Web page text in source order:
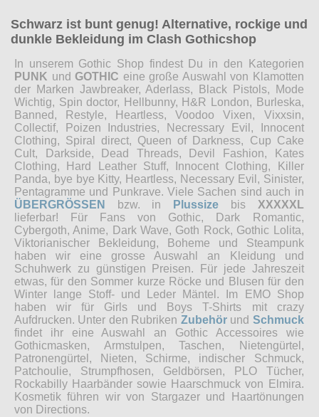
Schwarz ist bunt genug! Alternative, rockige und
dunkle Bekleidung im Clash Gothicshop
In unserem Gothic Shop findest Du in den Kategorien
PUNK und GOTHIC eine große Auswahl von Klamotten
der Marken Jawbreaker, Aderlass, Black Pistols, Mode
Wichtig, Spin doctor, Hellbunny, H&R London, Burleska,
Banned, Restyle, Heartless, Voodoo Vixen, Vixxsin,
Collectif, Poizen Industries, Necressary Evil, Innocent
Clothing, Spiral direct, Queen of Darkness, Cup Cake
Cult, Darkside, Dead Threads, Devil Fashion, Kates
Clothing, Hard Leather Stuff, Innocent Clothing, Killer
Panda, bye bye Kitty, Heartless, Necessary Evil, Sinister,
Pentagramme und Punkrave. Viele Sachen sind auch in
ÜBERGRÖSSEN
bzw. in Plussize bis XXXXXL
lieferbar! Für Fans von Gothic, Dark Romantic,
Cybergoth, Anime, Dark Wave, Goth Rock, Gothic Lolita,
Viktorianischer Bekleidung, Boheme und Steampunk
haben wir eine grosse Auswahl an Kleidung und
Schuhwerk zu günstigen Preisen. Für jede Jahreszeit
etwas, für den Sommer kurze Röcke und Blusen für den
Winter lange Stoff- und Leder Mäntel. Im EMO Shop
haben wir für Girls und Boys T-Shirts mit crazy
Aufdrucken. Unter den Rubriken Zubehörund Schmuck
findet ihr eine Auswahl an Gothic Accessoires wie
Gothicmasken, Armstulpen, Taschen, Nietengürtel,
Patronengürtel, Nieten, Schirme, indischer Schmuck,
Patchoulie, Strumpfhosen, Geldbörsen, PLO Tücher,
Rockabilly Haarbänder sowie Haarschmuck von Elmira.
Kosmetik führen wir von Stargazer und Haartönungen
von Directions.